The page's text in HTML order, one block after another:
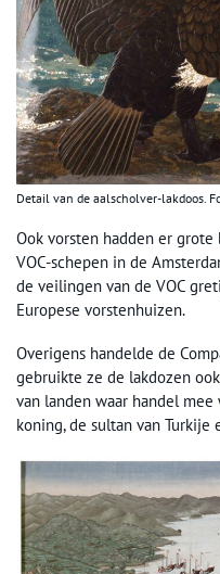
Detail van de aalscholver-lakdoos.
Ook vorsten hadden er
VOC-schepen in de
de veilingen van de VOC
Europese vorstenhuizen.
Overigens handelde de
gebruikte ze de lakdozen
van landen waar handel
koning, de sultan van Turkije